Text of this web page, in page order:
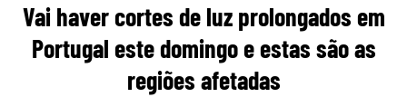
Vai haver cortes de luz prolongados em
Portugal este domingo e estas são as
regiões afetadas